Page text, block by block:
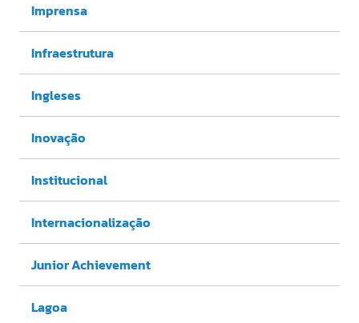
Imprensa
Infraestrutura
Ingleses
Inovação
Institucional
Internacionalização
Junior Achievement
Lagoa